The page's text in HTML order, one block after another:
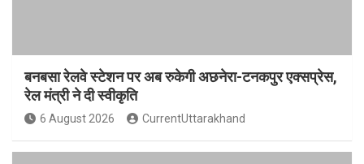
बनबसा रेलवे स्टेशन पर अब रुकेगी अछनेरा-टनकपुर एक्सप्रेस,
रेल मंत्री ने दी स्वीकृति
6 August 2026 CurrentUttarakhand